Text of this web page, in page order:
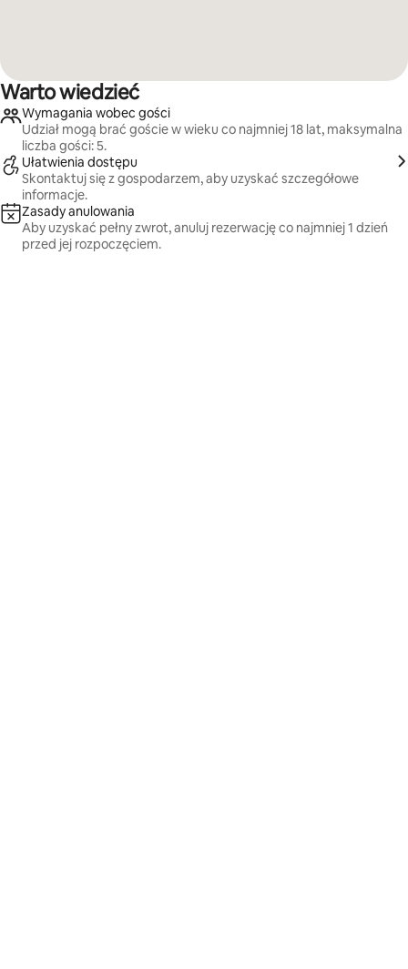
Warto wiedzieć
Wymagania wobec gości
Udział mogą brać goście w wieku co najmniej 18 lat, maksymalna
liczba gości: 5.
Ułatwienia dostępu
Skontaktuj się z gospodarzem, aby uzyskać szczegółowe
informacje.
Zasady anulowania
Aby uzyskać pełny zwrot, anuluj rezerwację co najmniej 1 dzień
przed jej rozpoczęciem.